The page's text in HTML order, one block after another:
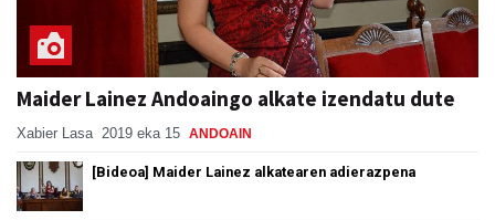
Maider Lainez Andoaingo alkate izendatu dute
Xabier Lasa 2019 eka 15 ANDOAIN
[Bideoa] Maider Lainez alkatearen adierazpena